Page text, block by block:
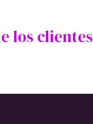
los clientes